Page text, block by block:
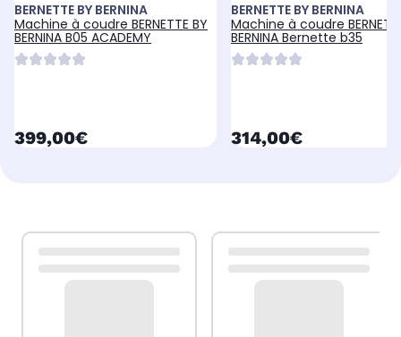
BERNETTE BY BERNINA
Machine à coudre BERNETTE BY
BERNINA B05 ACADEMY
currentPrice
399,00€
BERNETTE BY BERNINA
Machine à coudre
BERNINA Bernette b35
currentPrice
314,00€